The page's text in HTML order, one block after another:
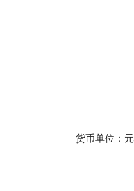
货币单位：元